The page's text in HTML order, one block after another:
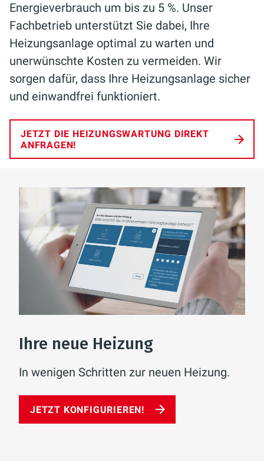
Energieverbrauch um bis zu 5 %. Unser
Fachbetrieb unterstützt Sie dabei, Ihre
Heizungsanlage optimal zu warten und
unerwünschte Kosten zu vermeiden. Wir
sorgen dafür, dass Ihre Heizungsanlage sicher
und einwandfrei funktioniert.
JETZT DIE HEIZUNGSWARTUNG DIREKT
ANFRAGEN!
Ihre neue Heizung
In wenigen Schritten zur neuen Heizung.
JETZT KONFIGURIEREN!